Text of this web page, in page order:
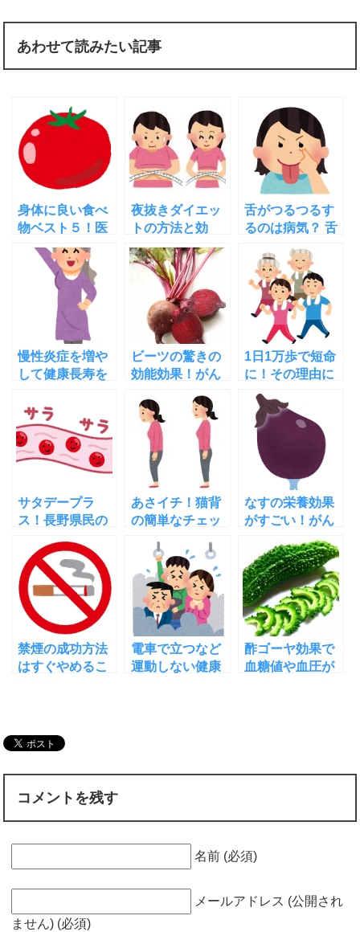
あわせて読みたい記事
身体に良い食べ
物ベスト５！医
者が健康のため
に食べる理由
夜抜きダイエッ
トの方法と効
果！日野原先生
の昼抜きも考察
実践した！
舌がつるつるす
るのは病気？ 舌
でできる健康チ
ェック法と対策
慢性炎症を増や
して健康長寿を
取り除く方法
は？
ビーツの驚きの
効能効果！がん
他！食べ方や栽
培法も
1日1万歩で短命
に！その理由に
びっくり！サタ
デープラス
サタデープラ
ス！長野県民の
幻のきのこの効
能
あさイチ！猫背
の簡単なチェッ
持ちいい治し方
なすの栄養効果
がすごい！がん
予防には水にさ
らさない方が良
い理由
禁煙の成功方法
はすぐやめるこ
電車で立つなど
運動しない健康
酢ゴーヤ効果で
血糖値や血圧が
コメントを残す
名前 (必須)
メールアドレス (公開され
ません) (必須)